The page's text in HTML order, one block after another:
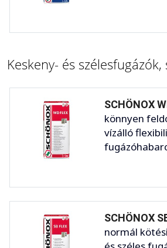
Keskeny- és
SCHÖNOX
könnyen
vízálló
SCHÖNOX
normál